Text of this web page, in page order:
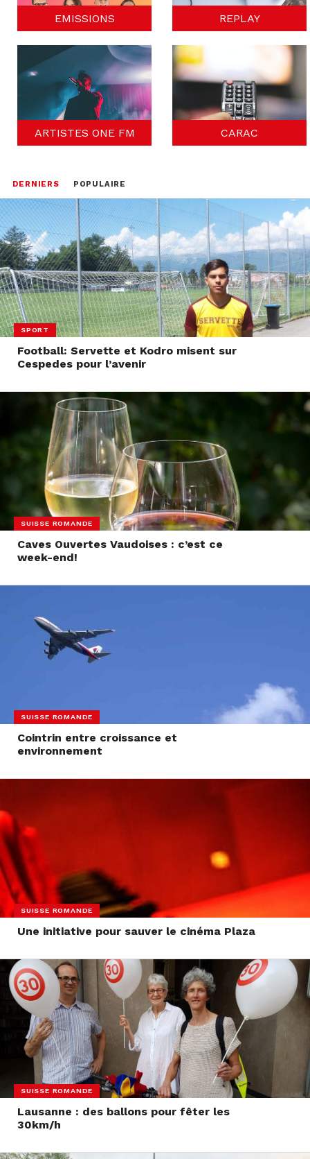
EMISSIONS REPLAY
ARTISTES ONE FM CARAC
DERNIERS POPULAIRE
SPORT
Football: Servette et Kodro misent sur
Cespedes pour l’avenir
SUISSE ROMANDE
Caves Ouvertes Vaudoises : c’est ce
week-end!
SUISSE ROMANDE
Cointrin entre croissance et
environnement
SUISSE ROMANDE
Une initiative pour sauver le cinéma Plaza
SUISSE ROMANDE
Lausanne : des ballons pour fêter les
30km/h